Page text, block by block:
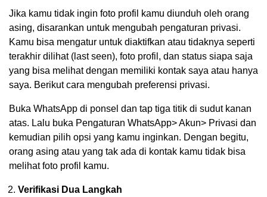
Jika kamu tidak ingin foto profil kamu diunduh oleh orang
asing, disarankan untuk mengubah pengaturan privasi.
Kamu bisa mengatur untuk diaktifkan atau tidaknya seperti
terakhir dilihat (last seen), foto profil, dan status siapa saja
yang bisa melihat dengan memiliki kontak saya atau hanya
saya. Berikut cara mengubah preferensi privasi.
Buka WhatsApp di ponsel dan tap tiga titik di sudut kanan
atas. Lalu buka Pengaturan WhatsApp> Akun> Privasi dan
kemudian pilih opsi yang kamu inginkan. Dengan begitu,
orang asing atau yang tak ada di kontak kamu tidak bisa
melihat foto profil kamu.
Verifikasi Dua Langkah